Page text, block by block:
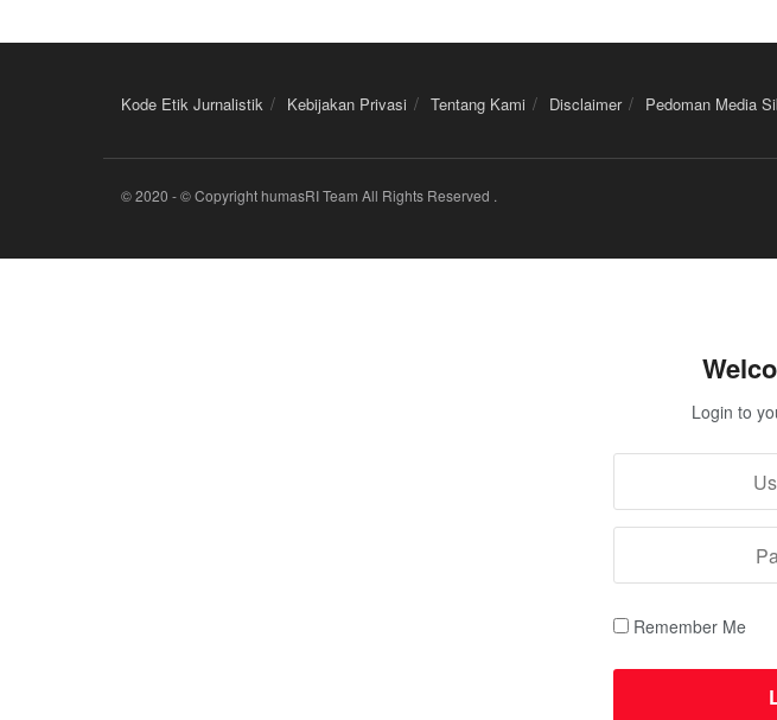
Kode Etik Jurnalistik Kebijakan Privasi Tentang Kami Disclaimer Pedoman Media
© 2020 - © Copyright humasRI Team All Rights Reserved .
Login to
Remember Me